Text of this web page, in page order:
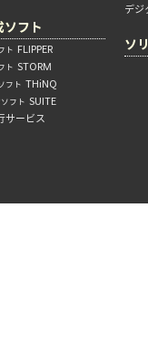
ソフト
ト FLIPPER
ト STORM
フト THiNQ
フト SUITE
サービス
デジ
ソ